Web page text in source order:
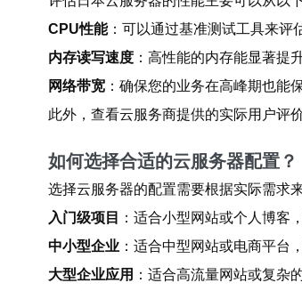
CPU性能：可以通过基准测试工具来评
内存读写速度 ：高性能的内存能显著提
网络带宽 ：确保您的业务在高峰期也能
此外，查看云服务商提供的实际用户评
如何选择合适的云服务器配置？
选择云服务器的配置需要根据实际需求
入门级项目
：适合小型网站或个人博客
中小型企业 ：适合中型网站或电商平台
大型企业应用 ：适合高流量网站或复杂